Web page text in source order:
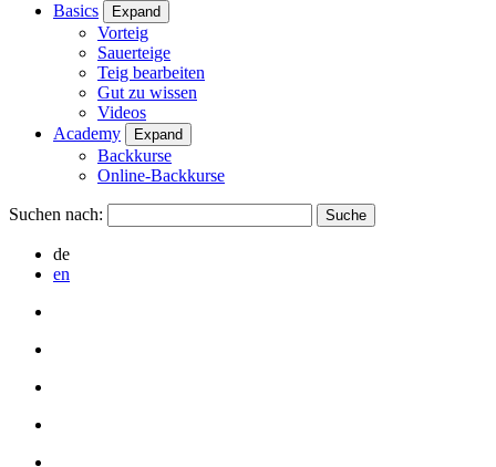
Basics
Expand
Vorteig
Sauerteige
Teig bearbeiten
Gut zu wissen
Videos
Academy
Expand
Backkurse
Online-Backkurse
Suchen nach:
de
en